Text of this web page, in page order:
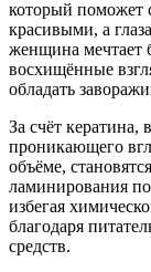
который поможет
красивыми, а
женщина мечтает
восхищённые
обладать
За счёт кератина,
проникающего
объёме,
ламинирования
избегая
благодаря
средств.